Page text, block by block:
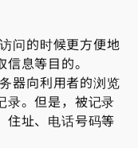
问的时候更方便地
息等目的。
器向利用者的浏览
录。但是，被记录
住址、电话号码等